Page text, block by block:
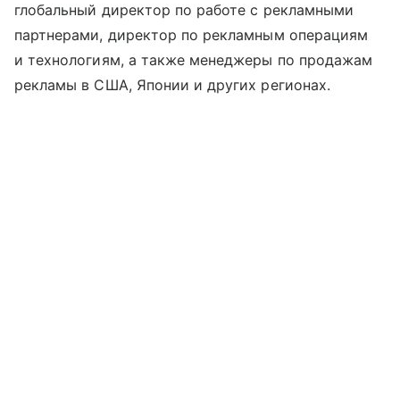
глобальный директор по работе с рекламными
партнерами, директор по рекламным операциям
и технологиям, а также менеджеры по продажам
рекламы в США, Японии и других регионах.